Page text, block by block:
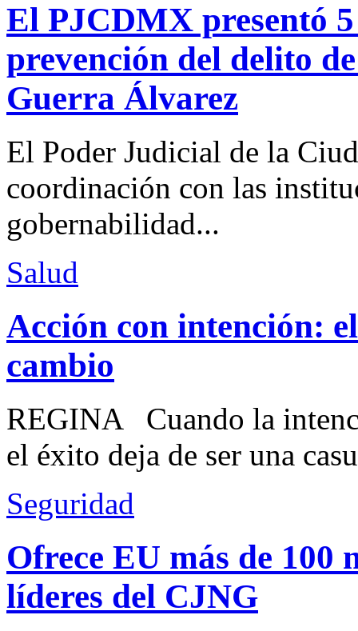
El PJCDMX presentó
prevención del delito
Guerra Álvarez
El Poder Judicial de la
coordinación con las
gobernabilidad...
Salud
Acción con intención:
cambio
REGINA Cuando la
el éxito deja de ser una
Seguridad
Ofrece EU más de 100
líderes del CJNG